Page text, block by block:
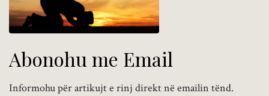
Abonohu me Email
Informohu për artikujt e rinj direkt në emailin tënd.